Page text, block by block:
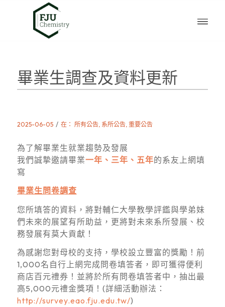
畢業生調查及資料更新
2025-06-05 / 在： 所有公告, 系所公告, 重要公告
為了解畢業生就業趨勢及發展
我們誠摯邀請畢業一年、三年、五年的系友上網填
寫
畢業生問卷調查
您所填答的資料，將對輔仁大學教學評鑑與學弟妹
們未來的展望有所助益，更將對未來系所發展、校
務發展有莫大貢獻！
為感謝您對母校的支持，學校設立豐富的獎勵！前
1,000名自行上網完成問卷填答者，即可獲得便利
商店百元禮券！並將於所有問卷填答者中，抽出最
高5,000元禮金獎項！(詳細活動辦法：
http://survey.eao.fju.edu.tw/)